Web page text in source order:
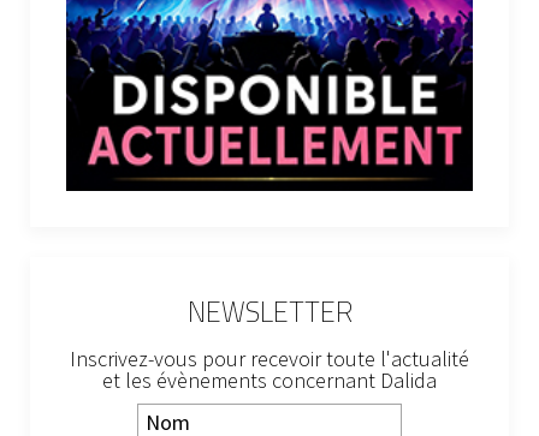
NEWSLETTER
Inscrivez-vous pour recevoir toute l'actualité
et les évènements concernant Dalida